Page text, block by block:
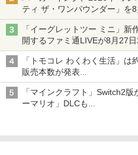
ティ ザ・ワンパウンダー」を
「特製ガーリックマヨソース
「イーグレットツー ミニ」
開するファミ通LIVEが8月27
シリーズ累計100タイトルへ
「トモコレ わくわく生活」
販売本数が発表
「ぽこポケ」は127万本に
「マインクラフト」Switch2
ーマリオ」DLCも